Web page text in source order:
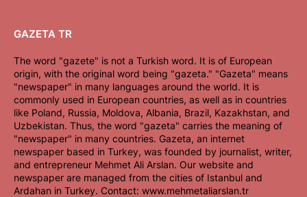
GAZETA TR
The word "gazete" is not a Turkish word. It is of European
origin, with the original word being "gazeta." "Gazeta" means
"newspaper" in many languages around the world. It is
commonly used in European countries, as well as in countries
like Poland, Russia, Moldova, Albania, Brazil, Kazakhstan, and
Uzbekistan. Thus, the word "gazeta" carries the meaning of
"newspaper" in many countries. Gazeta, an internet
newspaper based in Turkey, was founded by journalist, writer,
and entrepreneur Mehmet Ali Arslan. Our website and
newspaper are managed from the cities of Istanbul and
Ardahan in Turkey. Contact: www.mehmetaliarslan.tr